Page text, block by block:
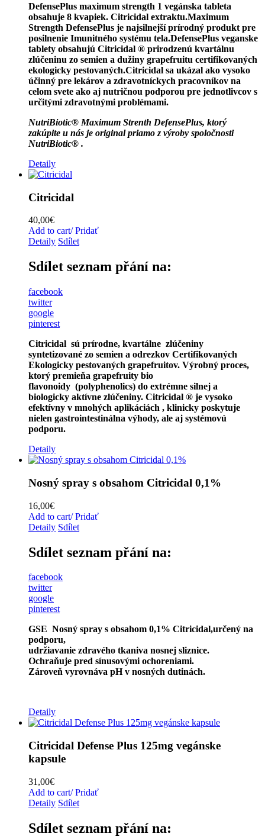
DefensePlus maximum strength 1 vegánska tableta
obsahuje 8 kvapiek. Citricidal extraktu.Maximum
Strength DefensePlus je najsilnejší prírodný produkt pre
posilnenie Imunitného systému tela.DefensePlus veganske
tablety obsahujú Citricidal ® prirodzenú kvartálnu
zlúčeninu zo semien a dužiny grapefruitu certifikovaných
ekologicky pestovaných.Citricidal sa ukázal ako vysoko
účinný pre lekárov a zdravotníckych pracovníkov na
celom svete ako aj nutričnou ​​podporou pre jednotlivcov s
určitými zdravotnými problémami.
NutriBiotic® Maximum Strenth DefensePlus, ktorý
zakúpite u nás je original priamo z výroby spoločnosti
NutriBiotic® .
Detaily
Citricidal
40,00€
Add to cart/ Pridať
Detaily Sdílet
Sdílet seznam přání na:
facebook
twitter
google
pinterest
Citricidal sú prírodne, kvartálne zlúčeniny
syntetizované zo semien a odrezkov Certifikovaných
Ekologicky pestovaných grapefruitov. Výrobný proces,
ktorý premieňa grapefruity bio
flavonoidy (polyphenolics) do extrémne silnej a
biologicky aktívne zlúčeniny. Citricidal ® je vysoko
efektívny v mnohých aplikáciách , klinicky poskytuje
nielen gastrointestinálna výhody, ale aj systémovú
podporu.
Detaily
Nosný spray s obsahom Citricidal 0,1%
16,00€
Add to cart/ Pridať
Detaily Sdílet
Sdílet seznam přání na:
facebook
twitter
google
pinterest
GSE Nosný spray s obsahom 0,1% Citricidal,určený na
podporu,
udržiavanie zdravého tkaniva nosnej sliznice.
Ochraňuje pred sínusovými ochoreniami.
Zároveň vyrovnáva pH v nosných dutinách.
Detaily
Citricidal Defense Plus 125mg vegánske
kapsule
31,00€
Add to cart/ Pridať
Detaily Sdílet
Sdílet seznam přání na: